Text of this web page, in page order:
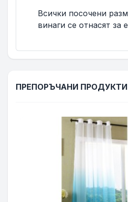
Всички посочени
винаги се отнасят за
ПРЕПОРЪЧАНИ ПРОДУКТИ